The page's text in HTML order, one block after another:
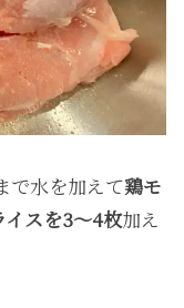
で水を加えて鶏モ
イスを3〜4枚加え